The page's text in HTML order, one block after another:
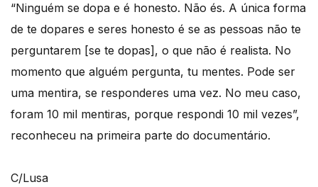
“Ninguém se dopa e é honesto. Não és. A única forma
de te dopares e seres honesto é se as pessoas não te
perguntarem [se te dopas], o que não é realista. No
momento que alguém pergunta, tu mentes. Pode ser
uma mentira, se responderes uma vez. No meu caso,
foram 10 mil mentiras, porque respondi 10 mil vezes”,
reconheceu na primeira parte do documentário.
C/Lusa